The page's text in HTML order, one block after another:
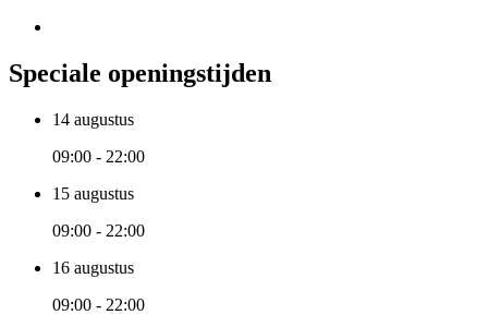
Speciale openingstijden
14 augustus
09:00 - 22:00
15 augustus
09:00 - 22:00
16 augustus
09:00 - 22:00